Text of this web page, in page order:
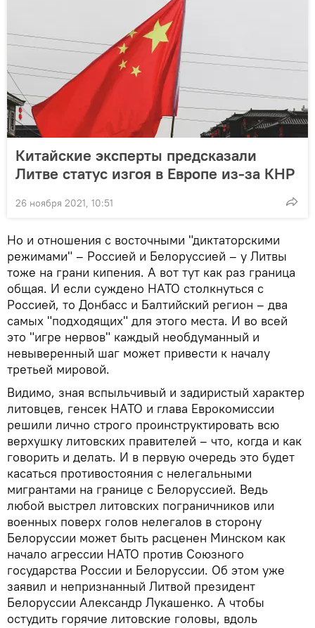
Китайские эксперты предсказали
Литве статус изгоя в Европе из-за КНР
26 ноября 2021, 10:51
Но и отношения с восточными "диктаторскими
режимами" – Россией и Белоруссией – у Литвы
тоже на грани кипения. А вот тут как раз граница
общая. И если суждено НАТО столкнуться с
Россией, то Донбасс и Балтийский регион – два
самых "подходящих" для этого места. И во всей
это "игре нервов" каждый необдуманный и
невыверенный шаг может привести к началу
третьей мировой.
Видимо, зная вспыльчивый и задиристый характер
литовцев, генсек НАТО и глава Еврокомиссии
решили лично строго проинструктировать всю
верхушку литовских правителей – что, когда и как
говорить и делать. И в первую очередь это будет
касаться противостояния с нелегальными
мигрантами на границе с Белоруссией. Ведь
любой выстрел литовских пограничников или
военных поверх голов нелегалов в сторону
Белоруссии может быть расценен Минском как
начало агрессии НАТО против Союзного
государства России и Белоруссии. Об этом уже
заявил и непризнанный Литвой президент
Белоруссии Александр Лукашенко. А чтобы
остудить горячие литовские головы, вдоль